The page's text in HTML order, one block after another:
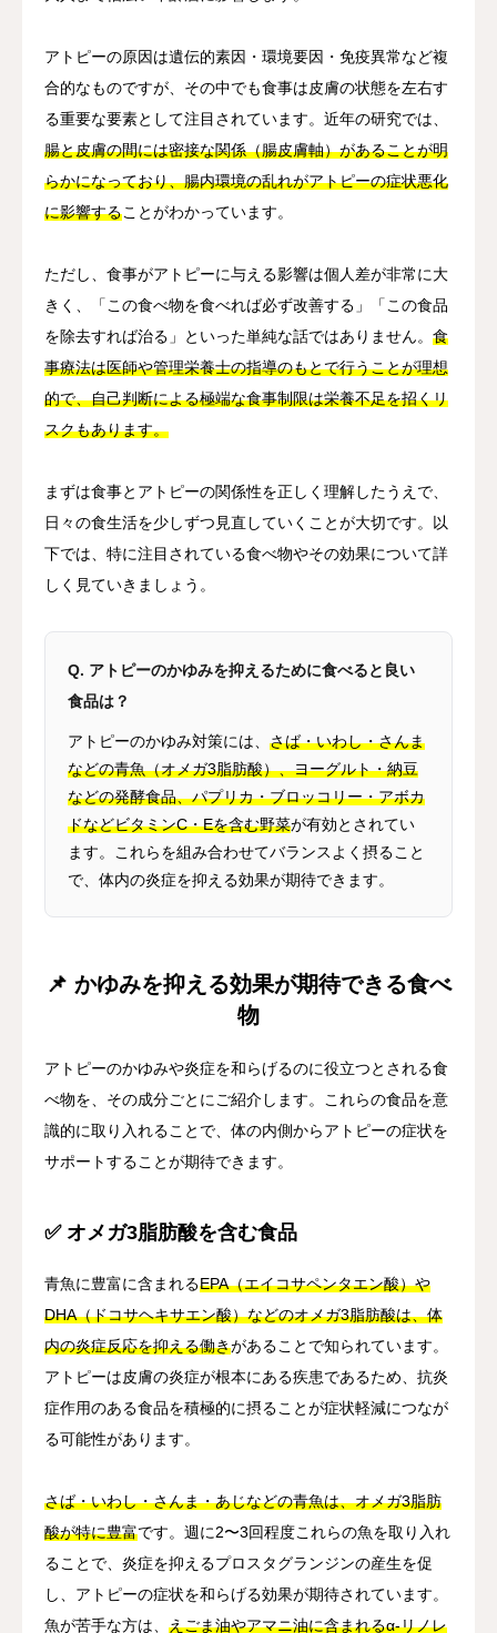
アトピーの原因は遺伝的素因・環境要因・免疫異常など複
合的なものですが、その中でも食事は皮膚の状態を左右す
る重要な要素として注目されています。近年の研究では、
腸と皮膚の間には密接な関係（腸皮膚軸）があることが明
らかになっており、腸内環境の乱れがアトピーの症状悪化
に影響することがわかっています。
ただし、食事がアトピーに与える影響は個人差が非常に大
きく、「この食べ物を食べれば必ず改善する」「この食品
を除去すれば治る」といった単純な話ではありません。 食
事療法は医師や管理栄養士の指導のもとで行うことが理想
的で、自己判断による極端な食事制限は栄養不足を招くリ
スクもあります。
まずは食事とアトピーの関係性を正しく理解したうえで、
日々の食生活を少しずつ見直していくことが大切です。以
下では、特に注目されている食べ物やその効果について詳
しく見ていきましょう。
Q. アトピーのかゆみを抑えるために食べると良い
食品は？
アトピーのかゆみ対策には、 さば・いわし・さんま
などの青魚（オメガ3脂肪酸）、ヨーグルト・納豆
などの発酵食品、パプリカ・ブロッコリー・アボカ
ドなどビタミンC・Eを含む野菜が有効とされてい
ます。これらを組み合わせてバランスよく摂ること
で、体内の炎症を抑える効果が期待できます。
📌 かゆみを抑える効果が期待できる食べ
物
アトピーのかゆみや炎症を和らげるのに役立つとされる食
べ物を、その成分ごとにご紹介します。これらの食品を意
識的に取り入れることで、体の内側からアトピーの症状を
サポートすることが期待できます。
✅ オメガ3脂肪酸を含む食品
青魚に豊富に含まれるEPA（エイコサペンタエン酸）や
DHA（ドコサヘキサエン酸）などのオメガ3脂肪酸は、体
内の炎症反応を抑える働きがあることで知られています。
アトピーは皮膚の炎症が根本にある疾患であるため、抗炎
症作用のある食品を積極的に摂ることが症状軽減につなが
る可能性があります。
さば・いわし・さんま・あじなどの青魚は、オメガ3脂肪
酸が特に豊富です。週に2〜3回程度これらの魚を取り入れ
ることで、炎症を抑えるプロスタグランジンの産生を促
し、アトピーの症状を和らげる効果が期待されています。
魚が苦手な方は、 えごま油やアマニ油に含まれるα-リノレ